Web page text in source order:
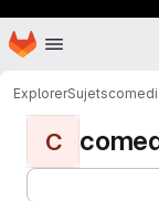
Passer au contenu principal
Page d'accueil
ExplorerSujetscomedi
C